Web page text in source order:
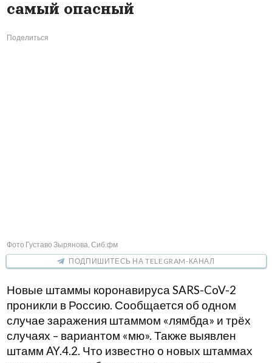
самый опасный
Поделиться
Фото Густаво Зырянова, Сиб.фм
ПОДПИШИТЕСЬ НА TELEGRAM-КАНАЛ
Новые штаммы коронавируса SARS-CoV-2
проникли в Россию. Сообщается об одном
случае заражения штаммом «лямбда» и трёх
случаях – вариантом «мю». Также выявлен
штамм AY.4.2. Что известно о новых штаммах